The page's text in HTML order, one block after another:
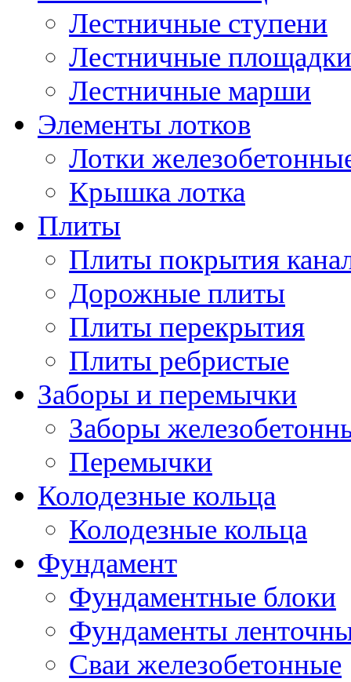
Лестничные ступени
Лестничные площадки
Лестничные марши
Элементы лотков
Лотки
Крышка лотка
Плиты
Плиты покрытия
Дорожные плиты
Плиты перекрытия
Плиты ребристые
Заборы и перемычки
Заборы
Перемычки
Колодезные кольца
Колодезные кольца
Фундамент
Фундаментные блоки
Фундаменты
Сваи железобетонные